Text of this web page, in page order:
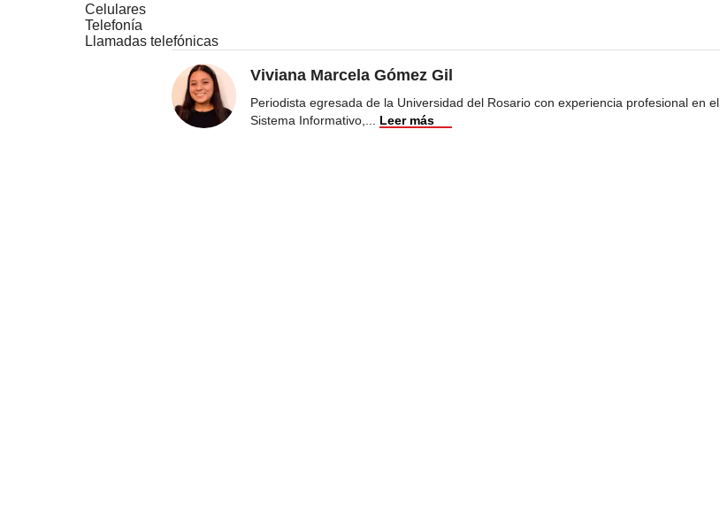
Celulares
Telefonía
Llamadas telefónicas
Viviana Marcela Gómez Gil
Periodista egresada de la Universidad del Rosario con experiencia profesional en el
Sistema Informativo,
Leer más